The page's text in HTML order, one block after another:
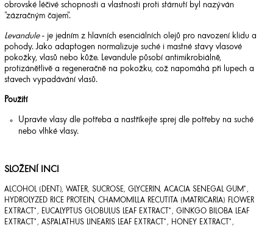
obrovské léčivé schopnosti a vlastnosti proti stárnutí byl nazýván
"zázračným čajem".
Levandule- je jedním z hlavních esenciálních olejů pro navození klidu a
pohody. Jako adaptogen normalizuje suché i mastné stavy vlasové
pokožky, vlasů nebo kůže. Levandule působí antimikrobiálně,
protizánětlivě a regeneračně na pokožku, což napomáhá při lupech a
stavech vypadávání vlasů.
Použití
Upravte vlasy dle potřeba a nastříkejte sprej dle potřeby na suché
nebo vlhké vlasy.
SLOŽENÍ INCI
ALCOHOL (DENT), WATER, SUCROSE, GLYCERIN, ACACIA SENEGAL GUM*,
HYDROLYZED RICE PROTEIN, CHAMOMILLA RECUTITA (MATRICARIA) FLOWER
EXTRACT*, EUCALYPTUS GLOBULUS LEAF EXTRACT*, GINKGO BILOBA LEAF
EXTRACT*, ASPALATHUS LINEARIS LEAF EXTRACT*, HONEY EXTRACT*,